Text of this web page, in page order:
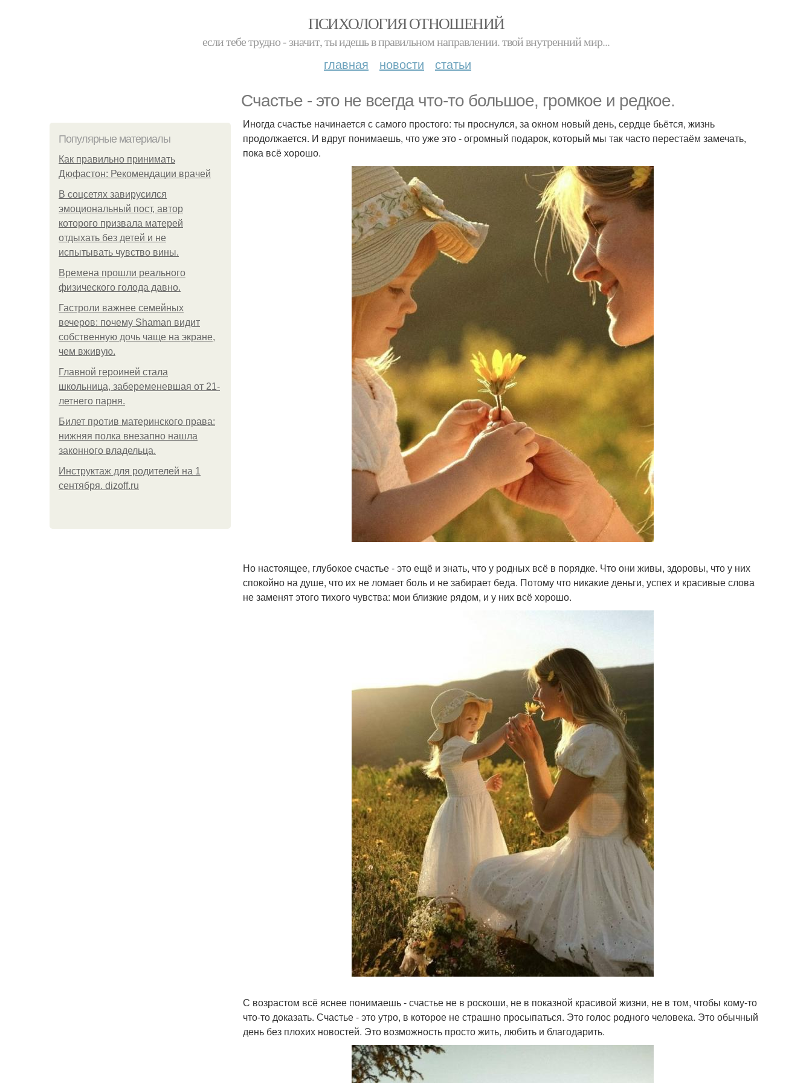
ПСИХОЛОГИЯ ОТНОШЕНИЙ
если тебе трудно - значит, ты идешь в правильном направлении. твой внутренний мир...
главная новости статьи
Счастье - это не всегда что-то большое, громкое и редкое.
Популярные материалы
Как правильно принимать
Дюфастон: Рекомендации врачей
В соцсетях завирусился
эмоциональный пост, автор
которого призвала матерей
отдыхать без детей и не
испытывать чувство вины.
Bpeмена прошли реального
физического голода давно.
Гастроли важнее семейных
вечеров: почему Shaman видит
собственную дочь чаще на экране,
чем вживую.
Главной героиней стала
школьница, забеременевшая от 21-
летнего парня.
Билет против материнского права:
нижняя полка внезапно нашла
законного владельца.
Инструктаж для родителей на 1
сентября. dizoff.ru
Иногда счастье начинается с самого простого: ты проснулся, за окном новый день, сердце бьётся, жизнь
продолжается. И вдруг понимаешь, что уже это - огромный подарок, который мы так часто перестаём замечать,
пока всё хорошо.
Но настоящее, глубокое счастье - это ещё и знать, что у родных всё в порядке. Что они живы, здоровы, что у них
спокойно на душе, что их не ломает боль и не забирает беда. Потому что никакие деньги, успех и красивые слова
не заменят этого тихого чувства: мои близкие рядом, и у них всё хорошо.
С возрастом всё яснее понимаешь - счастье не в роскоши, не в показной красивой жизни, не в том, чтобы кому-то
что-то доказать. Счастье - это утро, в которое не страшно просыпаться. Это голос родного человека. Это обычный
день без плохих новостей. Это возможность просто жить, любить и благодарить.